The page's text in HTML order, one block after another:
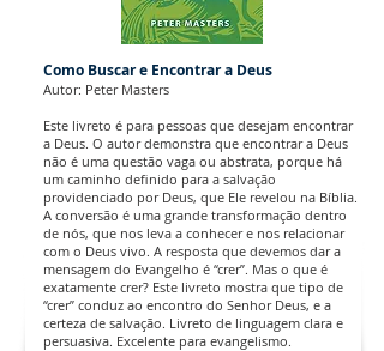
Como Buscar e Encontrar a Deus
Autor: Peter Masters
Este livreto é para pessoas que desejam encontrar
a Deus. O autor demonstra que encontrar a Deus
não é uma questão vaga ou abstrata, porque há
um caminho definido para a salvação
providenciado por Deus, que Ele revelou na Bíblia.
A conversão é uma grande transformação dentro
de nós, que nos leva a conhecer e nos relacionar
com o Deus vivo. A resposta que devemos dar a
mensagem do Evangelho é “crer”. Mas o que é
exatamente crer? Este livreto mostra que tipo de
“crer” conduz ao encontro do Senhor Deus, e a
certeza de salvação. Livreto de linguagem clara e
persuasiva. Excelente para evangelismo.